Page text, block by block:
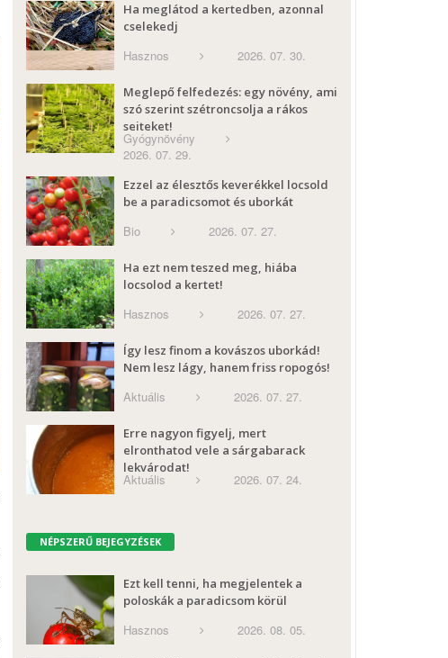
Ha meglátod a kertedben, azonnal
cselekedj
Hasznos 2026. 07. 30.
Meglepő felfedezés: egy növény, ami
szó szerint szétroncsolja a rákos
sejteket!
Gyógynövény
2026. 07. 29.
Ezzel az élesztős keverékkel locsold
be a paradicsomot és uborkát
Bio 2026. 07. 27.
Ha ezt nem teszed meg, hiába
locsolod a kertet!
Hasznos 2026. 07. 27.
Így lesz finom a kovászos uborkád!
Nem lesz lágy, hanem friss ropogós!
Aktuális 2026. 07. 27.
Erre nagyon figyelj, mert
elronthatod vele a sárgabarack
lekvárodat!
Aktuális 2026. 07. 24.
NÉPSZERŰ BEJEGYZÉSEK
Ezt kell tenni, ha megjelentek a
poloskák a paradicsom körül
Hasznos 2026. 08. 05.